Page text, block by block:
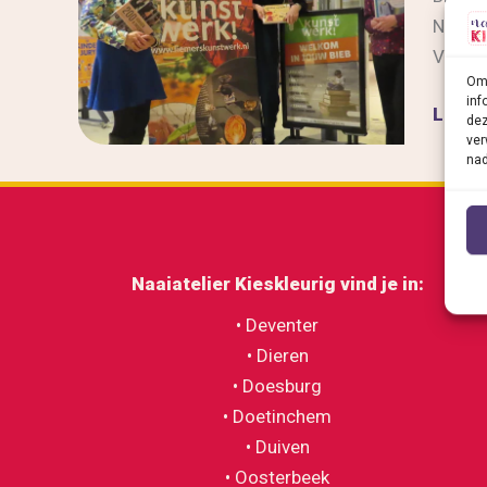
Voor
Lees
Naaiatelier Kieskleurig vind je in:
• Deventer
• Dieren
• Doesburg
• Doetinchem
• Duiven
• Oosterbeek